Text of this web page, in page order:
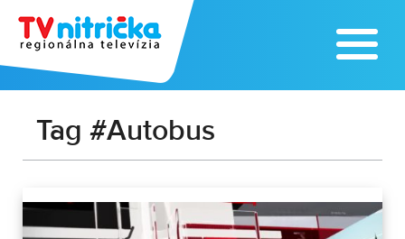
Tag #Autobus